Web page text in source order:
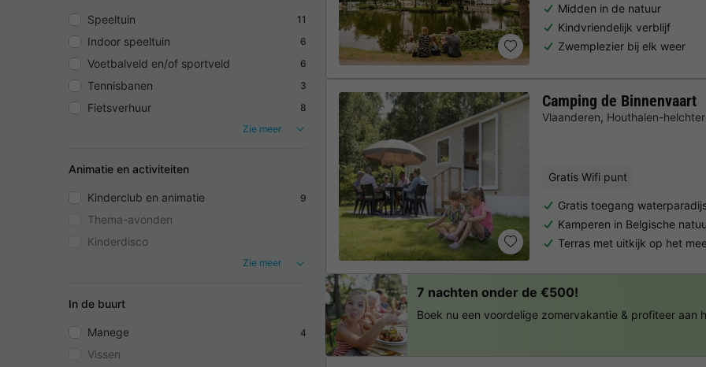
Speeltuin 11
Indoor speeltuin 6
Voetbalveld en/of sportveld 6
Tennisbanen 3
Fietsverhuur
8
Zie meer
Animatie en activiteiten
Kinderclub en animatie 9
Thema-avonden
Kinderdisco
Zie meer
In de buurt
Manege 4
Vissen
Midden in de natuur
Kindvriendelijk verblijf
Zwemplezier bij elk weer
Camping de Binnenvaart
Vlaanderen, Houthalen-
Gratis Wifi punt
Gratis toegang
Kamperen in Belgische
Terras met uitkijk op het
7 nachten onder de €500!
Boek nu een voordelige zomervakantie & profiteer aan